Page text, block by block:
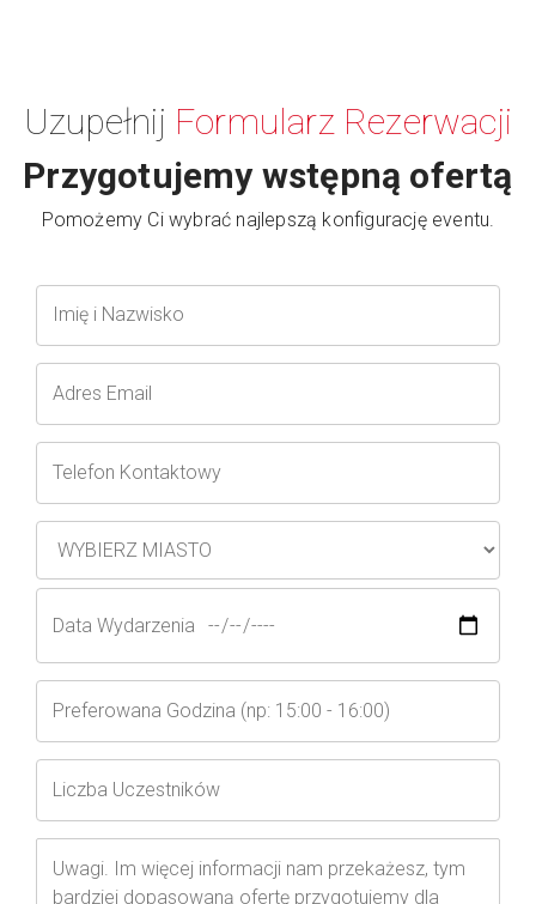
Uzupełnij Formularz Rezerwacji
Przygotujemy wstępną ofertą
Pomożemy Ci wybrać najlepszą konfigurację eventu.